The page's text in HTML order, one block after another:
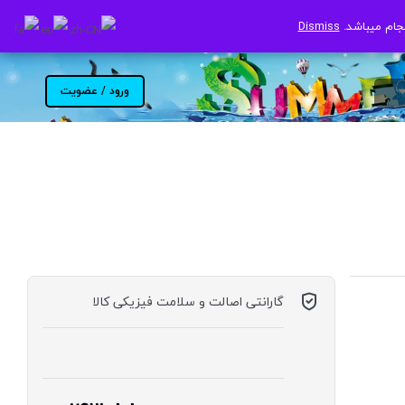
میباشد.Dismiss
ورود / عضویت
میباشد.Dismiss
گارانتی اصالت و سلامت فیزیکی کالا